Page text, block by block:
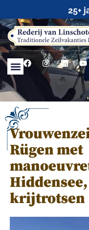
25+
Rügen met
krijtrotsen